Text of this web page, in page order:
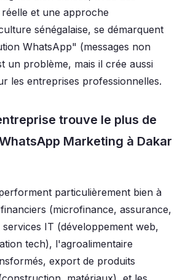
et une approche
sénégalaise, se démarquent
WhatsApp" (messages non
un problème, mais il crée aussi
les entreprises professionnelles.
trouve le plus de
Marketing à Dakar
particulièrement bien à
(microfinance, assurance,
IT (développement web,
tech), l'agroalimentaire
export de produits